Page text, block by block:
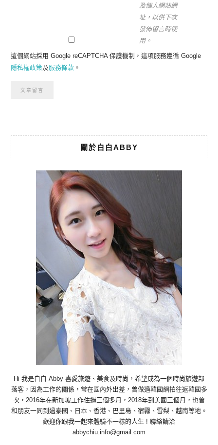
及個人網站網
址，以供下次
發佈留言時使
用。
這個網站採用 Google reCAPTCHA 保護機制，這項服務遵循 Google
隱私權政策及服務條款 。
關於白白ABBY
Hi 我是白白 Abby 喜愛旅遊、美食及時尚，希望成為一個時尚旅遊部
落客，因為工作的關係，常在國內外出差，曾做過韓國網拍往返韓國多
次，2016年在新加坡工作住過三個多月，2018年到美國三個月，也曾
和朋友一同到過泰國、日本、香港、巴里島、宿霧、雪梨、越南等地。
歡迎你跟我一起來體驗不一樣的人生 ! 聯絡請洽
abbychiu.info@gmail.com